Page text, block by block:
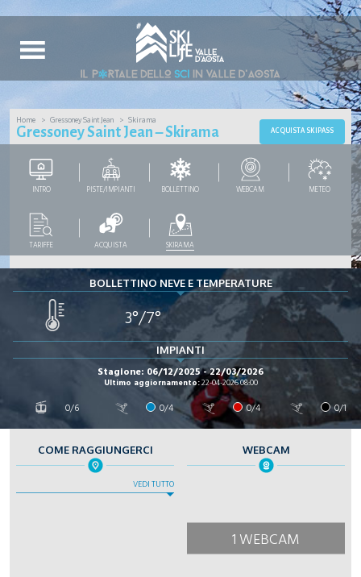
Home Gressoney Saint Jean Skirama
Gressoney Saint Jean – Skirama ACQUISTA SKIPASS
INTRO PISTE/IMPIANTI BOLLETTINO WEBCAM METEO
TARIFFE ACQUISTA SKIRAMA
BOLLETTINO NEVE E TEMPERATURE
3°/7°
IMPIANTI
Stagione: 06/12/2025 - 22/03/2026
Ultimo aggiornamento:22-04-2026 08:00
0/6 0/4 0/4 0/1
COME RAGGIUNGERCI
VEDI TUTTO
WEBCAM
1 WEBCAM